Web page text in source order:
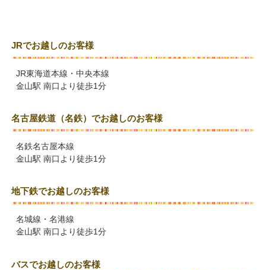
JRでお越しのお客様
JR東海道本線・中央本線
金山駅 南口より徒歩1分
名古屋鉄道（名鉄）でお越しのお客様
名鉄名古屋本線
金山駅 南口より徒歩1分
地下鉄でお越しのお客様
名城線・名港線
金山駅 南口より徒歩1分
バスでお越しのお客様